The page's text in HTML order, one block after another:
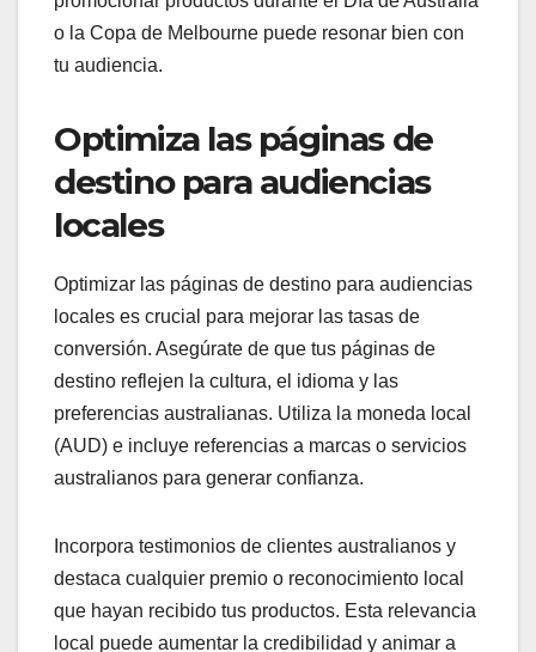
o la Copa de Melbourne puede resonar bien con
tu audiencia.
Optimiza las páginas de
destino para audiencias
locales
Optimizar las páginas de destino para audiencias
locales es crucial para mejorar las tasas de
conversión. Asegúrate de que tus páginas de
destino reflejen la cultura, el idioma y las
preferencias australianas. Utiliza la moneda local
(AUD) e incluye referencias a marcas o servicios
australianos para generar confianza.
Incorpora testimonios de clientes australianos y
destaca cualquier premio o reconocimiento local
que hayan recibido tus productos. Esta relevancia
local puede aumentar la credibilidad y animar a